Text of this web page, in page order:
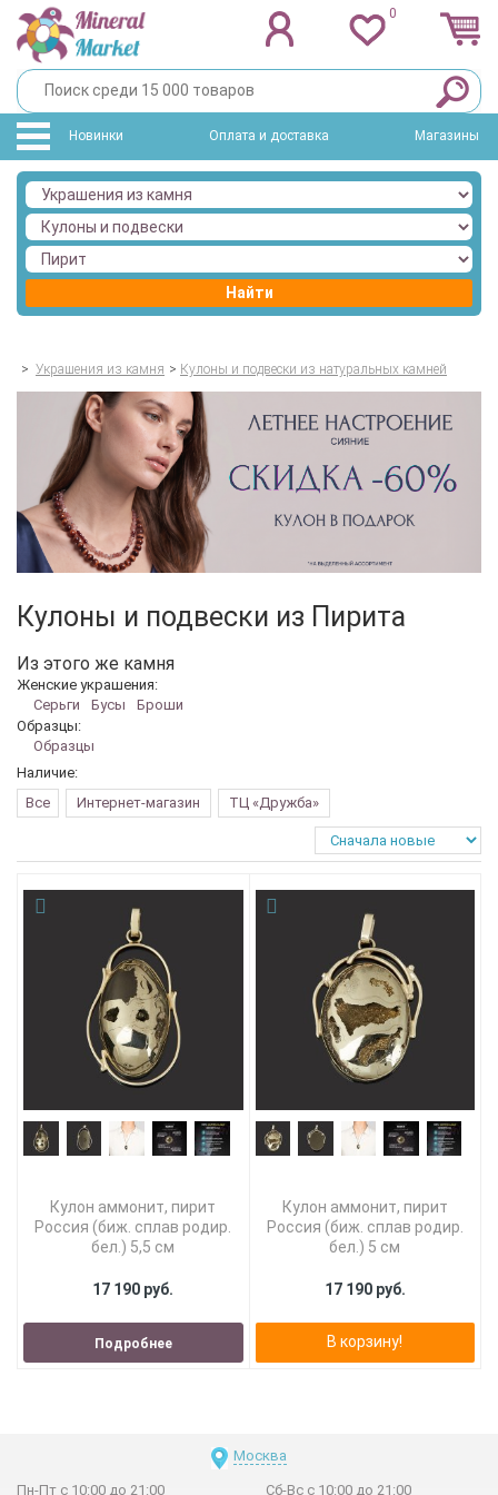
0
Новинки Оплата и доставка Магазины
Найти
> Украшения из камня > Кулоны и подвески из натуральных камней
Кулоны и подвески из Пирита
Из этого же камня
Женские украшения:
Серьги
Бусы
Броши
Образцы:
Образцы
Наличие:
Все
Интернет-магазин ТЦ «Дружба»
Кулон аммонит, пирит
Россия (биж. сплав родир.
бел.) 5,5 см
17 190 руб.
Подробнее
Кулон аммонит, пирит
Россия (биж. сплав родир.
бел.) 5 см
17 190 руб.
В корзину!
Москва
Пн-Пт с 10:00 до 21:00 Сб-Вс с 10:00 до 21:00